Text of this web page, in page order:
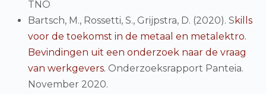
TNO
Bartsch, M., Rossetti, S., Grijpstra, D. (2020). S kills
voor de toekomst in de metaal en metalektro.
Bevindingen uit een onderzoek naar de vraag
van werkgevers. Onderzoeksrapport Panteia.
November 2020.